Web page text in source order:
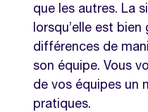
que les autres. La
lorsqu’elle est
différences de
son équipe. Vous
de vos équipes un
pratiques.